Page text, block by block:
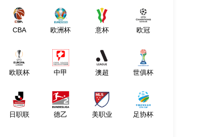
CBA 欧洲杯 意杯 欧冠
欧联杯 中甲 澳超 世俱杯
日职联 德乙 美职业 足协杯